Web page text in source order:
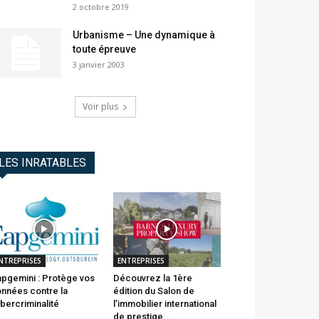
2 octobre 2019
Urbanisme – Une dynamique à
toute épreuve
3 janvier 2003
Voir plus
LES INRATABLES
: Protège vos
contre la
ENTREPRISES
Découvrez la 1ère
édition du Salon de
l’immobilier international
de prestige...